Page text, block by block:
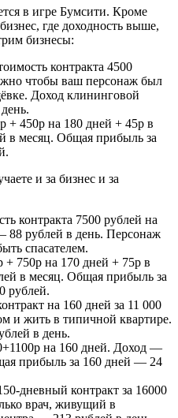
в игре Бумсити. Кроме
где доходность выше,
бизнесы:
контракта 4500
чтобы ваш персонаж был
Доход клининговой
+ 450р на 180 дней + 45р в
в месяц. Общая прибыль за
и за бизнес и за
контракта 7500 рублей на
88 рублей в день. Персонаж
спасателем.
+ 750р на 170 дней + 75р в
в месяц. Общая прибыль за
рублей.
на 160 дней за 11 000
и жить в типичной квартире.
в день.
на 160 дней. Доход —
прибыль за 160 дней — 24
дневный контракт за 16000
врач, живущий в